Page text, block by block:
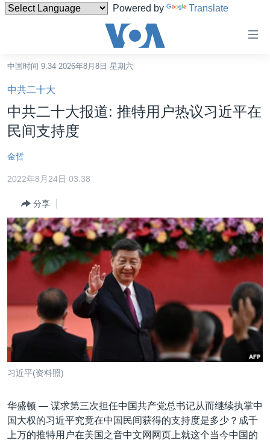
Powered by Translate
碍
链
接
内
容
到
导
航
跳
检
中国
最新国际新闻
印太
中东
欧洲
分类新闻
经济·金融·贸易
人权·法律·宗教
科教·文娱·体健
美中关系
热点专题
白宫要闻
国会报道
美中关系
美国建国250周年
埃博拉疫情
重要讲话与声明
台海两岸关系
VOA视频
VOA今日焦点
中文广播
关注我们
其他语言网站
中国时间 9:34 2026年8月8日 星期六
中共二十大
中共二十大报道: 推特用户热议习近平在
民间支持度
金哲
2022年8月24日 03:38
分享
习近平(资料照)
华盛顿 — 谋求第三次担任中国共产党总书记从而继续执掌中
国大权的习近平究竟在中国民间获得的支持度是多少？成千
上万的推特用户在美国之音中文网网页上就这个当今中国的